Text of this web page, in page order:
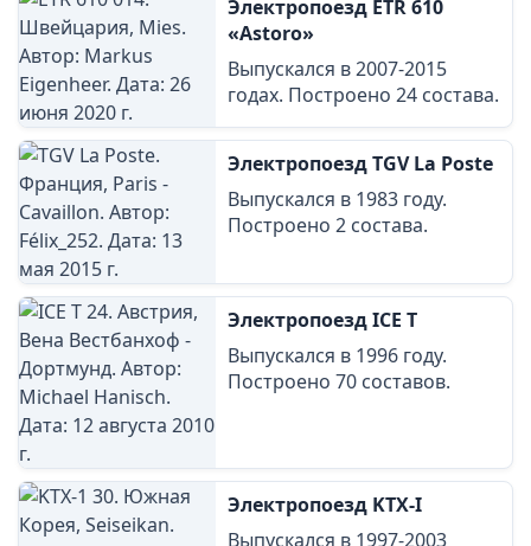
Электропоезд ETR 610
«Astoro»
Выпускался в 2007-2015
годах. Построено 24 состава.
Электропоезд TGV La Poste
Выпускался в 1983 году.
Построено 2 состава.
Электропоезд ICE T
Выпускался в 1996 году.
Построено 70 составов.
Электропоезд KTX-I
Выпускался в 1997-2003